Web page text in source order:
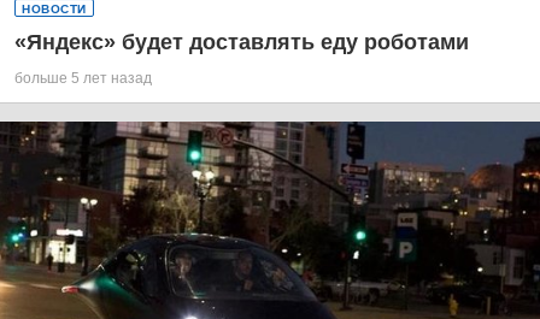
НОВОСТИ
«Яндекс» будет доставлять еду роботами
больше 5 лет назад